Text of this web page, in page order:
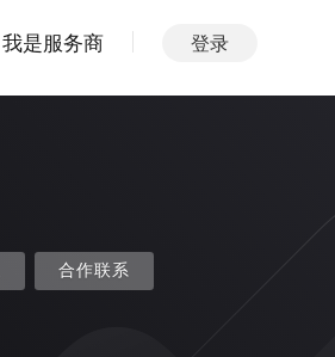
我是服务商 登录
合作联系